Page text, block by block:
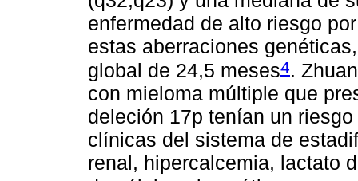
enfermedad de alto riesgo
estas aberraciones
global de 24,5 meses4.
con mieloma múltiple que
deleción 17p tenían un
clínicas del sistema de
renal, hipercalcemia, lactato